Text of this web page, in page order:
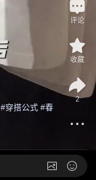
#穿搭公式 #春
评论
收藏
2